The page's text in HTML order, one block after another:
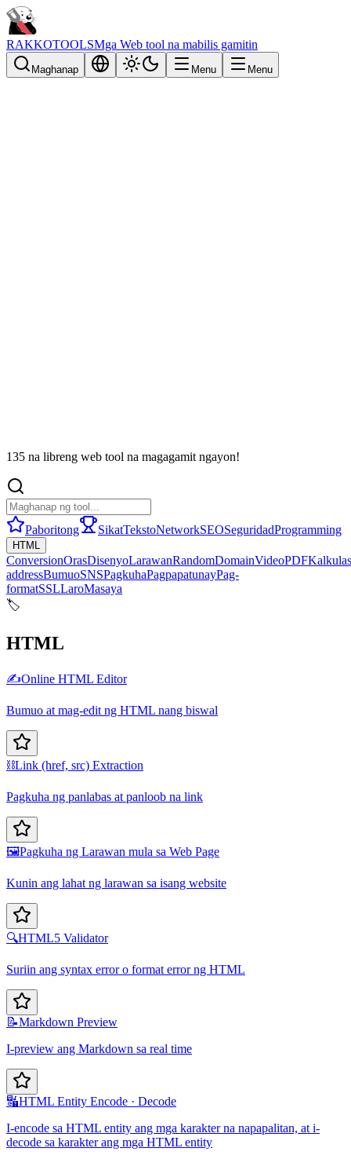
RAKKOTOOLSMga Web tool na mabilis gamitin
Maghanap Menu Menu
135 na libreng web tool na magagamit ngayon!
Paboritong SikatTekstoNetworkSEOSeguridadProgramming
HTML
ConversionOrasDisenyoLarawanRandomDomainVideoPDF
addressBumuoSNSPagkuhaPagpapatunayPag-
formatSSLLaroMasaya
🏷️
HTML
✍️Online HTML Editor
Bumuo at mag-edit ng HTML nang biswal
⛓️Link (href, src) Extraction
Pagkuha ng panlabas at panloob na link
🖼️Pagkuha ng Larawan mula sa Web Page
Kunin ang lahat ng larawan sa isang website
🔍HTML5 Validator
Suriin ang syntax error o format error ng HTML
📝Markdown Preview
I-preview ang Markdown sa real time
🔣HTML Entity Encode · Decode
I-encode sa HTML entity ang mga karakter na napapalitan, at i-
decode sa karakter ang mga HTML entity